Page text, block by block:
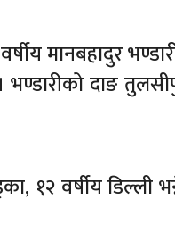
मानबहादुर
दाङ
१२ वर्षीय डिल्ली